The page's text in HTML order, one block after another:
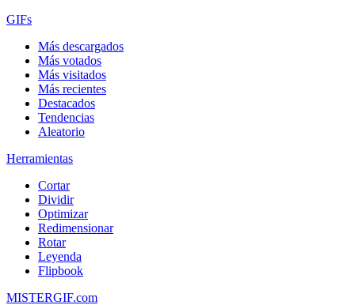
GIFs
Más descargados
Más votados
Más visitados
Más recientes
Destacados
Tendencias
Aleatorio
Herramientas
Cortar
Dividir
Optimizar
Redimensionar
Rotar
Leyenda
Flipbook
MISTERGIF.com